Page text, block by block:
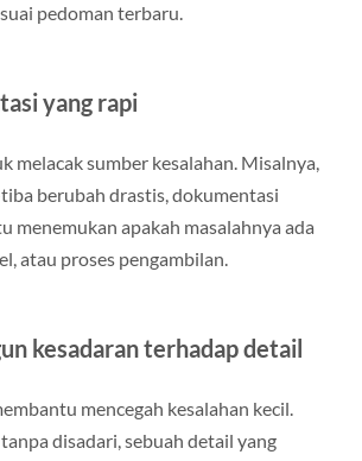
pedoman terbaru.
yang rapi
melacak sumber kesalahan. Misalnya,
berubah drastis, dokumentasi
menemukan apakah masalahnya ada
atau proses pengambilan.
kesadaran terhadap detail
mencegah kesalahan kecil.
disadari, sebuah detail yang